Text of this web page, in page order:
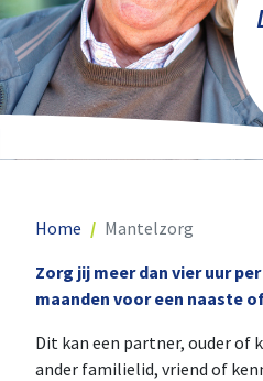
Home
Mantelzorg
Zorg jij meer dan vier uur
maanden voor een naaste
Dit kan een partner, ouder of
ander familielid, vriend of